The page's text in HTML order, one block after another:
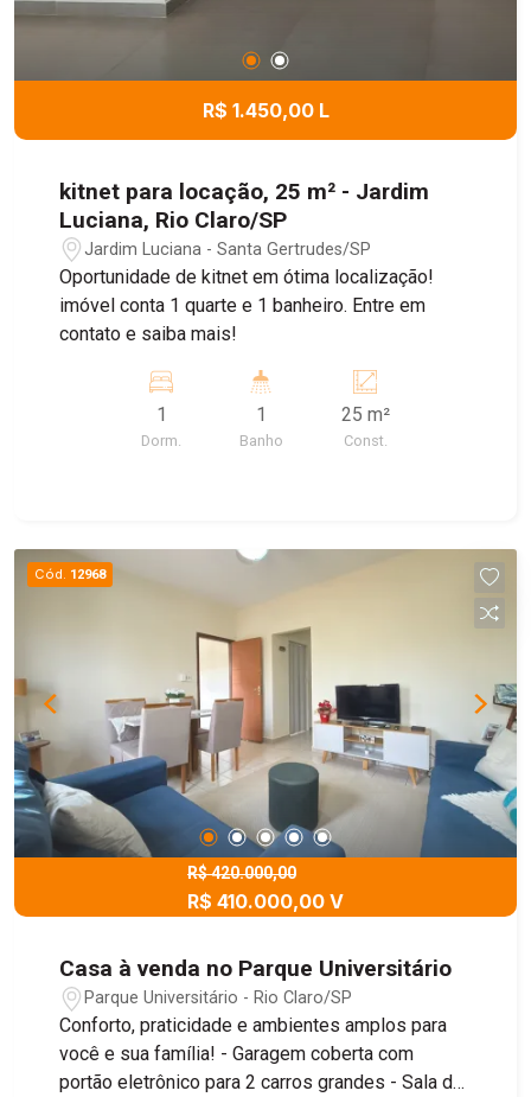
R$ 1.450,00 L
kitnet para locação, 25 m² - Jardim
Luciana, Rio Claro/SP
Jardim Luciana - Santa Gertrudes/SP
Oportunidade de kitnet em ótima localização!
imóvel conta 1 quarte e 1 banheiro. Entre em
contato e saiba mais!
1
Dorm.
1
Banho
25 m²
Const.
Cód. 12968
R$ 420.000,00
R$ 410.000,00 V
Casa à venda no Parque Universitário
Parque Universitário - Rio Claro/SP
Conforto, praticidade e ambientes amplos para
você e sua família! - Garagem coberta com
portão eletrônico para 2 carros grandes - Sala de